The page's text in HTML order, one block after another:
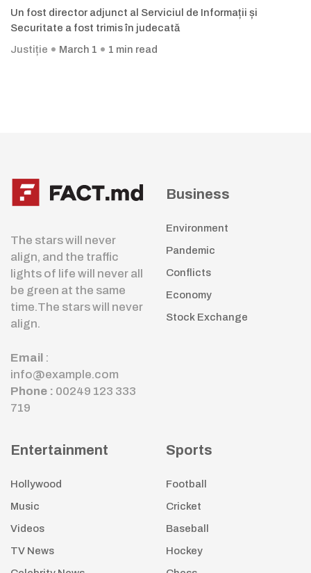
Un fost director adjunct al Serviciul de Informații și
Securitate a fost trimis în judecată
Justiție
March 1 1 min read
The stars will never
align, and the traffic
lights of life will never all
be green at the same
time.The stars will never
align.
Email :
info@example.com
Phone : 00249 123 333
719
Business
Environment
Pandemic
Conflicts
Economy
Stock Exchange
Entertainment
Hollywood
Music
Videos
TV News
Sports
Football
Cricket
Baseball
Hockey